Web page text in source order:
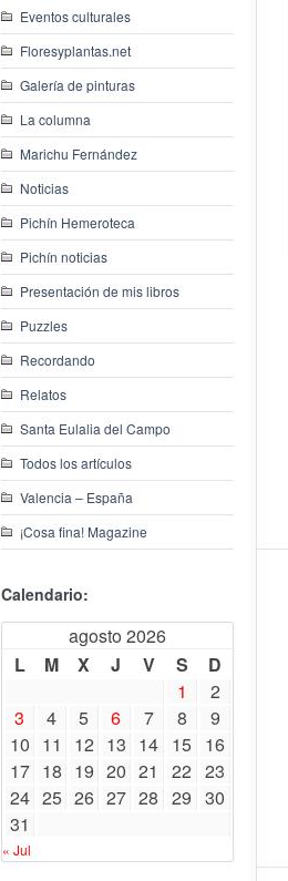
Eventos culturales
Floresyplantas.net
Galería de pinturas
La columna
Marichu Fernández
Noticias
Pichín Hemeroteca
Pichín noticias
Presentación de mis libros
Puzzles
Recordando
Relatos
Santa Eulalia del Campo
Todos los artículos
Valencia – España
¡Cosa fina! Magazine
Calendario:
agosto 2026
L
M X J V S
D
1
2
3
4 5 6 7 8
9
10 11 12 13 14 15 16
17 18 19 20 21 22 23
24 25 26 27 28 29 30
31
« Jul